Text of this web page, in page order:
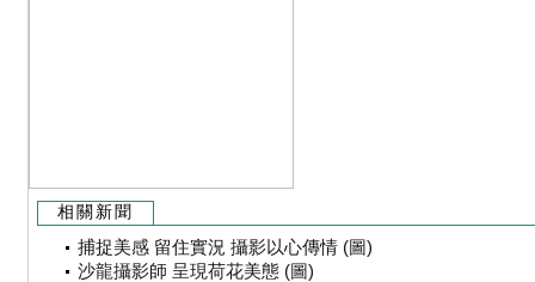
相關新聞
捕捉美感 留住實況 攝影以心傳情 (圖)
沙龍攝影師 呈現荷花美態 (圖)